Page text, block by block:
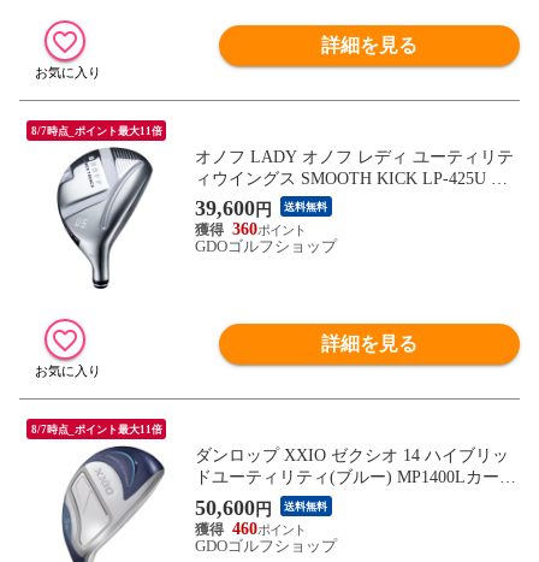
詳細を見る
8/7時点_ポイント最大11倍
オノフ LADY オノフ レディ ユーティリテ
ィウイングス SMOOTH KICK LP-425U ホ
ワイト シャフト：SMOOTH KICK LP-425U
ホワイト A U7 30° 38inch レディス
39,600円 送料無料
360
GDOゴルフショップ
詳細を見る
8/7時点_ポイント最大11倍
ダンロップ XXIO ゼクシオ 14 ハイブリッ
ドユーティリティ(ブルー) MP1400Lカーボ
ン シャフト：MP1400Lカーボン L H4 22° 3
9.25inch レディス
50,600円 送料無料
460
GDOゴルフショップ